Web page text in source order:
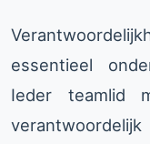
essentieel
Ieder teamlid